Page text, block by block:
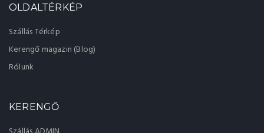
OLDALTÉRKÉP
Szállás Térkép
Kerengő magazin (Blog)
Rólunk
KERENGŐ